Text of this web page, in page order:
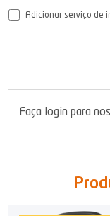
Adicionar serviço de
Faça login para